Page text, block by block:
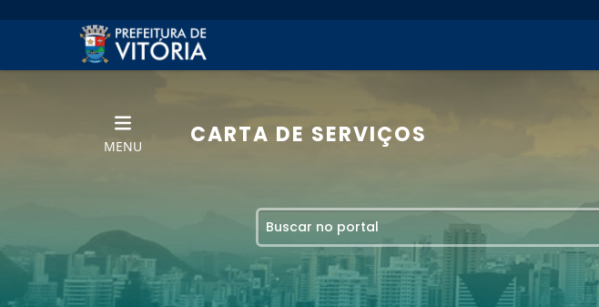
MENU CARTA DE SERVIÇOS